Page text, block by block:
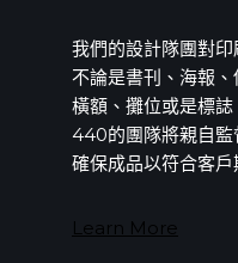
我們的設計隊團對
不論是書刊、海報、
橫額、攤位或是標誌
440的團隊將親自監
確保成品以符合客
Learn More